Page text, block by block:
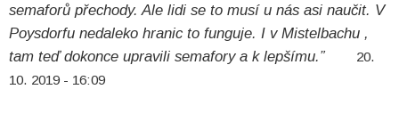
semaforů přechody. Ale lidi se to musí u nás asi naučit. V
Poysdorfu nedaleko hranic to funguje. I v Mistelbachu ,
tam teď dokonce upravili semafory a k lepšímu.”
20.
10. 2019 - 16:09